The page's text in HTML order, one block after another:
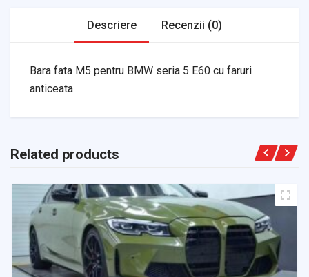
Descriere Recenzii (0)
Bara fata M5 pentru BMW seria 5 E60 cu faruri
anticeata
Related products